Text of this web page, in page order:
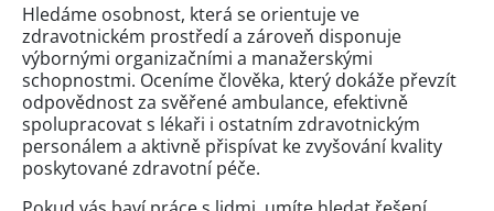
Hledáme osobnost, která se orientuje ve
zdravotnickém prostředí a zároveň disponuje
výbornými organizačními a manažerskými
schopnostmi. Oceníme člověka, který dokáže převzít
odpovědnost za svěřené ambulance, efektivně
spolupracovat s lékaři i ostatním zdravotnickým
personálem a aktivně přispívat ke zvyšování kvality
poskytované zdravotní péče.